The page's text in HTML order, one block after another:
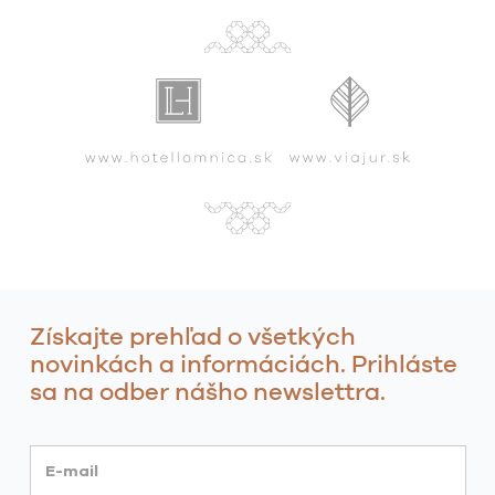
Získajte prehľad o všetkých
novinkách a informáciách. Prihláste
sa na odber nášho newslettra.
E-mail